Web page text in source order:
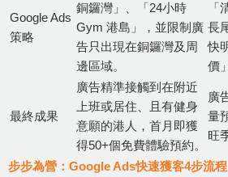
Google Ads
策略
銅鑼灣」、「24小時
Gym 港島」，並限制廣
告只出現在銅鑼灣及周
邊區域。
長
快
價
最終成果
廣告精準接觸到在附近
上班或居住、且有健身
意願的港人，首月即獲
得50+個免費體驗預約。
廣
量
旺
步步為營：Google Ads快速獲客4步流程